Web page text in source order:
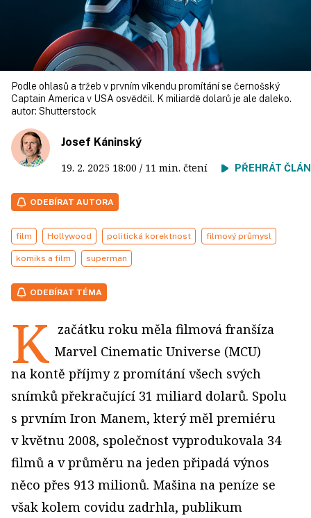
Podle ohlasů a tržeb v prvním víkendu promítání se černošský
Captain America v USA osvědčil. K miliardě dolarů je ale daleko.
autor: Shutterstock
Josef Káninský
19. 2. 2025 18:00 / 11 min. čtení PŘEHRÁT
ODEBÍRAT AUTORA
film Hollywood politická korektnost filmový průmysl
komiks a film superman
ODEBÍRAT TÉMA
K začátku roku měla filmová franšíza
Marvel Cinematic Universe (MCU)
na kontě příjmy z promítání všech svých
snímků překračující 31 miliard dolarů. Spolu
s prvním Iron Manem, který měl premiéru
v květnu 2008, společnost vyprodukovala 34
filmů a v průměru na jeden připadá výnos
něco přes 913 milionů. Mašina na peníze se
však kolem covidu zadrhla, publikum